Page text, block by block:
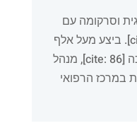
וסרקומה עם
מעל ל-15 שנות ניסיון[cite: 84]. ביצע מעל אלף
ניתוחי סרקומה של רקמה רכה [cite: 86], מנהל
במרכז הרפואי